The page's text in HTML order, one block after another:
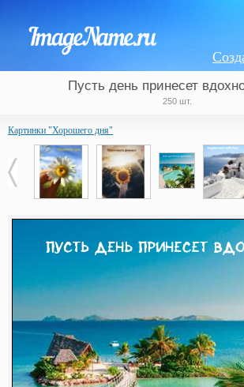
Пусть день принесет
250 шт.
Картинки "Хорошего дня"